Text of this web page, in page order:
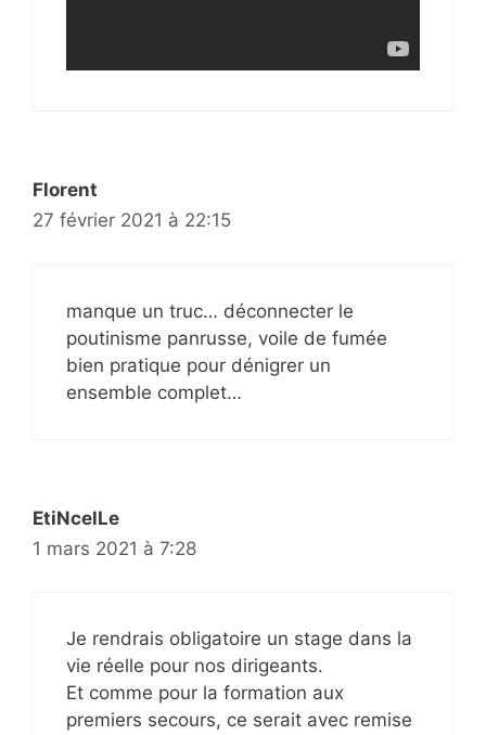
Florent
27 février 2021 à 22:15
manque un truc… déconnecter le
poutinisme panrusse, voile de fumée
bien pratique pour dénigrer un
ensemble complet…
EtiNcelLe
1 mars 2021 à 7:28
Je rendrais obligatoire un stage dans la
vie réelle pour nos dirigeants.
Et comme pour la formation aux
premiers secours, ce serait avec remise